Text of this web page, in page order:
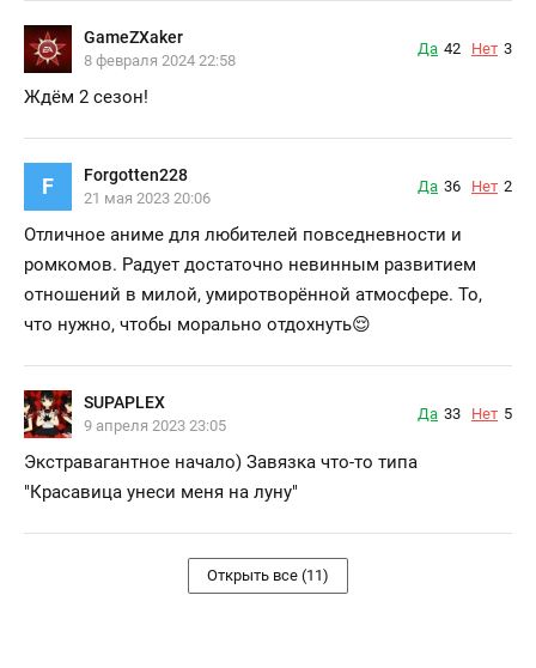
GameZXaker
8 февраля 2024 22:58
Да 42 Нет 3
Ждём 2 сезон!
F Forgotten228
21 мая 2023 20:06
Да 36 Нет 2
Отличное аниме для любителей повседневности и
ромкомов. Радует достаточно невинным развитием
отношений в милой, умиротворённой атмосфере. То,
что нужно, чтобы морально отдохнуть😌
SUPAPLEX
9 апреля 2023 23:05
Да 33 Нет 5
Экстравагантное начало) Завязка что-то типа
"Красавица унеси меня на луну"
Открыть все (11)